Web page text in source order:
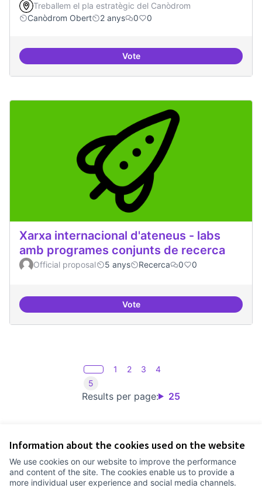
Information about the cookies used on the website
We use cookies on our website to improve the performance
and content of the site. The cookies enable us to provide a
more individual user experience and social media channels.
Treballem el pla estratègic del Canòdrom
Canòdrom Obert
2 anys 0 0
VoteVideojocs alternatius
Xarxa internacional d'ateneus - labs
amb programes conjunts de recerca
Official proposal 5 anys Recerca 0 0
VoteXarxa internacional d'ateneus -
Results per page: 25
1 2 3
4
5
Cookie settings
Comunitat Canòdrom at Facebook
(External link)
Comunitat Canòdrom at Instagram
(External link)
Comunitat Canòdrom at YouTube
(External link)
English
Triar la llengua Elegir el idiomaChoose language